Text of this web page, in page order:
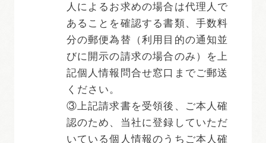
人によるお求めの場合は代理人で
あることを確認する書類、手数料
分の郵便為替（利用目的の通知並
びに開示の請求の場合のみ）を上
記個人情報問合せ窓口までご郵送
ください。
③上記請求書を受領後、ご本人確
認のため、当社に登録していただ
いている個人情報のうちご本人確